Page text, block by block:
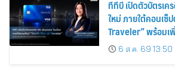
ทีทีบี เปิดตัวบัตรเ
ใหม่ ภายใต้คอนเ
Traveler” พร้อมเ
กว่าเดิม
6 ส.ค. 69 13:50